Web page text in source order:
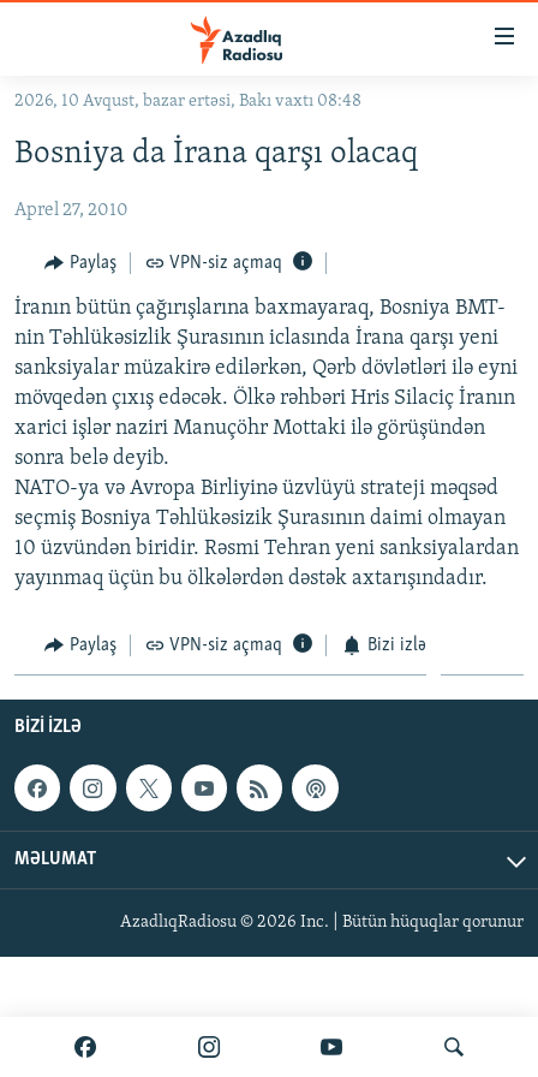
Əsas
qayıt
naviqasiyaya
Axtarışa
keç
#İZAHLA
KORRUPSIOMETR
#ƏSLINDƏ
FƏRQƏ BAX
QANUNI DOĞRU
ARAŞDIRMA
MULTIMEDIA
FOTOQALEREYA
RADIO ARXIV
OXU ZALI
İZ - MƏDƏNIYYƏT PROQRAMI
HAQQIMIZDA
MATERIALLARIMIZDAN ISTIFADƏ
BIZIMLƏ ƏLAQƏ
XƏBƏR BÜLLETENLƏRIMIZ
BIZI IZLƏ
RFE/RL-in bütün saytları
2026, 10 Avqust, bazar ertəsi, Bakı vaxtı 08:48
Bosniya da İrana qarşı olacaq
Aprel 27, 2010
Paylaş VPN-siz açmaq
İranın bütün çağırışlarına baxmayaraq, Bosniya BMT-
nin Təhlükəsizlik Şurasının iclasında İrana qarşı yeni
sanksiyalar müzakirə edilərkən, Qərb dövlətləri ilə eyni
mövqedən çıxış edəcək. Ölkə rəhbəri Hris Silaciç İranın
xarici işlər naziri Manuçöhr Mottaki ilə görüşündən
sonra belə deyib.
NATO-ya və Avropa Birliyinə üzvlüyü strateji məqsəd
seçmiş Bosniya Təhlükəsizik Şurasının daimi olmayan
10 üzvündən biridir. Rəsmi Tehran yeni sanksiyalardan
yayınmaq üçün bu ölkələrdən dəstək axtarışındadır.
Paylaş VPN-siz açmaq Bizi izlə
BIZI IZLƏ
MƏLUMAT
AzadlıqRadiosu © 2026 Inc. | Bütün hüquqlar qorunur